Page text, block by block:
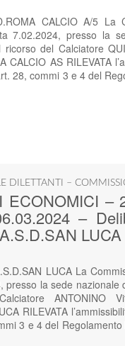
CALCIO A/5
7.02.2024, presso la
del Calciatore
AS RILEVATA
28, commi 3 e 4 del
DILETTANTI –
–
–
LUCA
LUCA La
la sede nazionale
RILEVATA
3 e 4 del